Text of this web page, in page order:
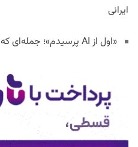
ایرانی
«اول از AI پرسیدم»؛ جمله‌ای که پزشکان دوست ندارند بشنوند